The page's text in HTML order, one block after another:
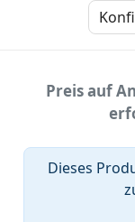
Preis auf
Dieses